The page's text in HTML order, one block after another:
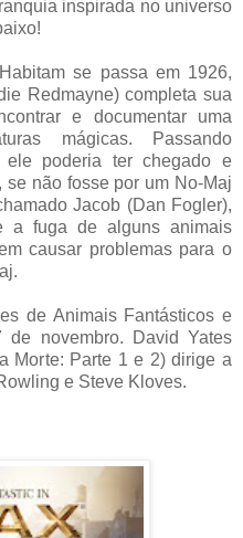
inspirada no universo
se passa em 1926,
Redmayne) completa sua
e documentar uma
mágicas. Passando
ele poderia ter chegado e
não fosse por um No-Maj
Jacob (Dan Fogler),
a fuga de alguns animais
causar problemas para o
de Animais Fantásticos e
novembro. David Yates
Morte: Parte 1 e 2) dirige a
e Steve Kloves.